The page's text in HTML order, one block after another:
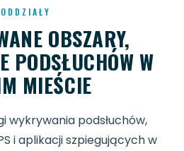
ODDZIAŁY
OBSZARY,
PODSŁUCHÓW W
MIEŚCIE
wykrywania podsłuchów,
i aplikacji szpiegujących w